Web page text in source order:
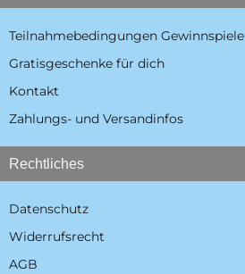
Teilnahmebedingungen Gewinnspiele
Gratisgeschenke für dich
Kontakt
Zahlungs- und Versandinfos
Rechtliches
Datenschutz
Widerrufsrecht
AGB